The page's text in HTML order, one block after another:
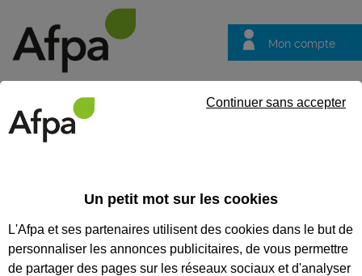
Mon compte
questions
ACTUALITÉS
Recherchez une actualité
Tout supprimer
Un petit mot sur les cookies
L'Afpa et ses partenaires utilisent des cookies dans le but de
personnaliser les annonces publicitaires, de vous permettre
de partager des pages sur les réseaux sociaux et d'analyser
Continuer sans accepter